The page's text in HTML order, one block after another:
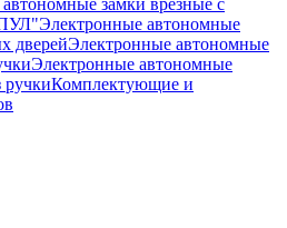
Электронные автономные
дверейЭлектронные автономные
Электронные автономные
ручкиКомплектующие и